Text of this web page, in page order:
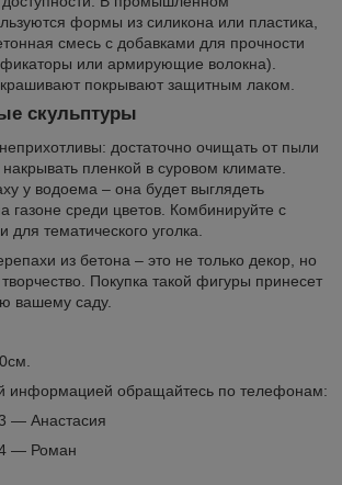
формы из силикона или пластика,
смесь с добавками для прочности
или армирующие волокна).
покрывают защитным лаком.
скульптуры
достаточно очищать от пыли
пленкой в суровом климате.
у водоема – она будет выглядеть
газоне среди цветов. Комбинируйте с
тематического уголка.
из бетона – это не только декор, но
Покупка такой фигуры принесет
вашему саду.
информацией обращайтесь по телефонам:
— Анастасия
— Роман